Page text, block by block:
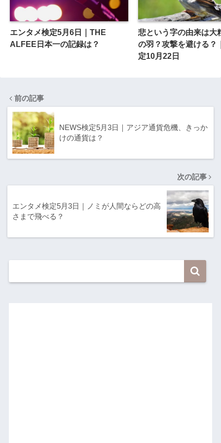
エンタメ検定5月6日｜THE
ALFEE日本一の記録は？
悲という字の由来は大
の羽？攻撃を避ける？
定10月22日
前の記事
NEWS検定5月3日｜アジア通貨危機、きっか
けの通貨は？
次の記事
エンタメ検定5月3日｜ノミが人間ならどの高
さまで飛べる？